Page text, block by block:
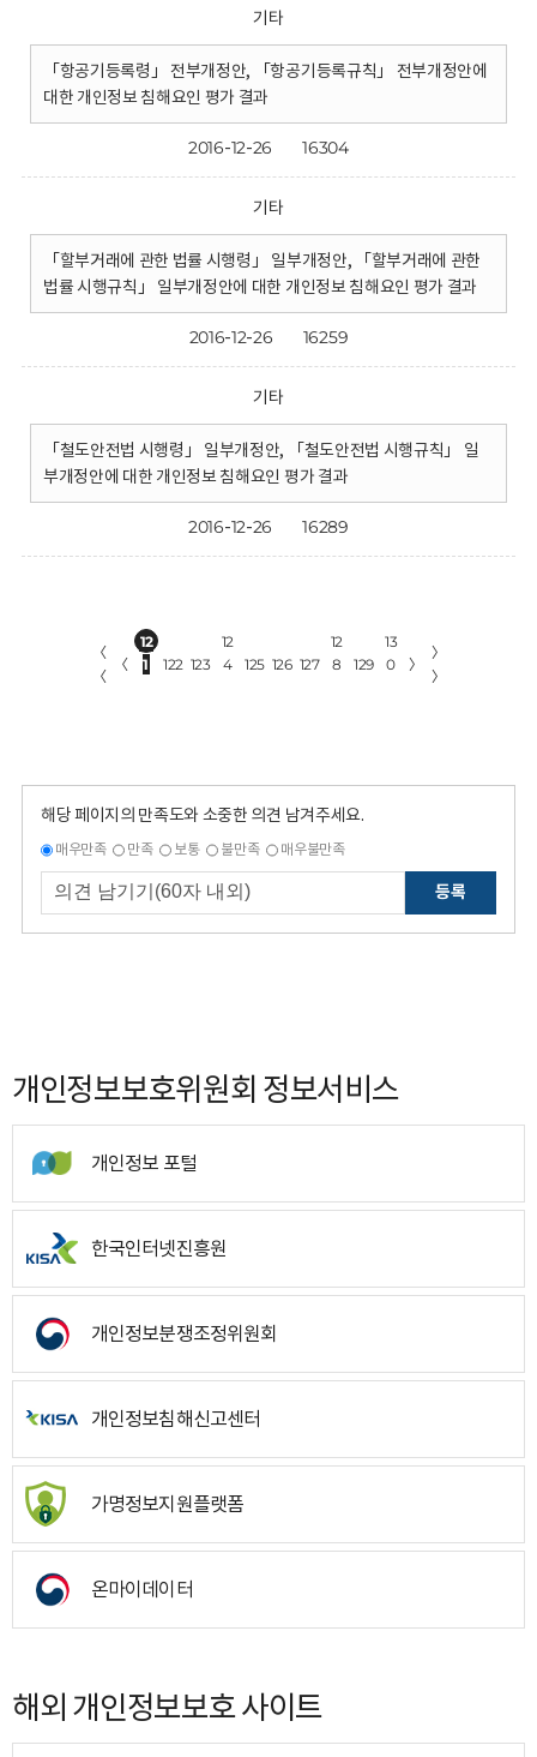
기타
「항공기등록령」 전부개정안, 「항공기등록규칙」 전부개정안에
대한 개인정보 침해요인 평가 결과
2016-12-26 16304
기타
「할부거래에 관한 법률 시행령」 일부개정안, 「할부거래에 관한
법률 시행규칙」 일부개정안에 대한 개인정보 침해요인 평가 결과
2016-12-26 16259
기타
「철도안전법 시행령」 일부개정안, 「철도안전법 시행규칙」 일
부개정안에 대한 개인정보 침해요인 평가 결과
2016-12-26 16289
〈
〈
〈
12
1
122 123
12
4
125 126 127
12
8
129
13
0
〉
〉
〉
해당 페이지의 만족도와 소중한 의견 남겨주세요.
매우만족 만족 보통 불만족 매우불만족
등록
개인정보보호위원회 정보서비스
개인정보 포털
한국인터넷진흥원
개인정보분쟁조정위원회
개인정보침해신고센터
가명정보지원플랫폼
온마이데이터
해외 개인정보보호 사이트